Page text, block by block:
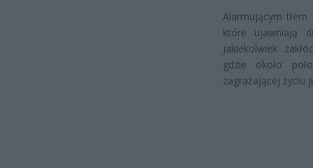
Alarmującym
które ujawniają
jakiekolwiek
gdzie około
zagrażającej życiu